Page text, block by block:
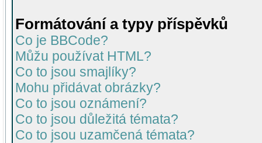
Formátování a typy příspěvků
Co je BBCode?
Můžu používat HTML?
Co to jsou smajlíky?
Mohu přidávat obrázky?
Co to jsou oznámení?
Co to jsou důležitá témata?
Co to jsou uzamčená témata?